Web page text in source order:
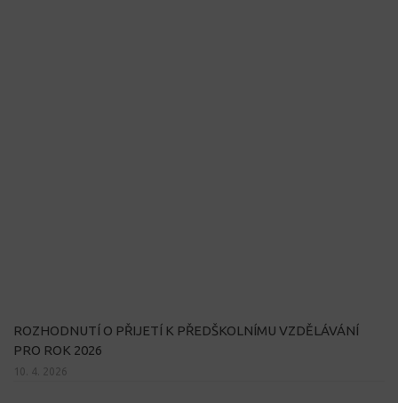
ROZHODNUTÍ O PŘIJETÍ K PŘEDŠKOLNÍMU VZDĚLÁVÁNÍ
PRO ROK 2026
10. 4. 2026